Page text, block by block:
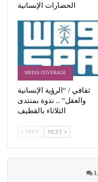
الحضارات الإنسانية
MEDIA COVERAGE
ثقافي / “الرؤية الإنسانية
والعقل” .. ندوة بمنتدى
الثلاثاء بالقطيف
PREV NEXT